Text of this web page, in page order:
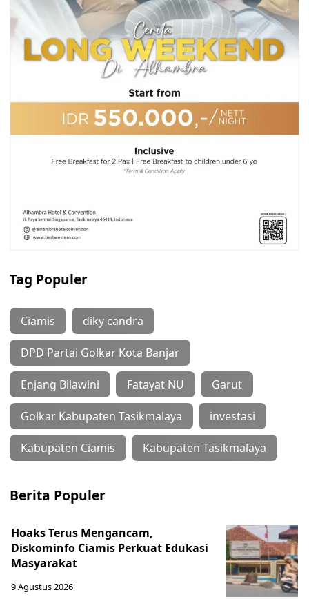
Tag Populer
Ciamis diky candra
DPD Partai Golkar Kota Banjar
Enjang Bilawini Fatayat NU Garut
Golkar Kabupaten Tasikmalaya investasi
Kabupaten Ciamis Kabupaten Tasikmalaya
Berita Populer
Hoaks Terus Mengancam,
Diskominfo Ciamis Perkuat Edukasi
Masyarakat
9 Agustus 2026